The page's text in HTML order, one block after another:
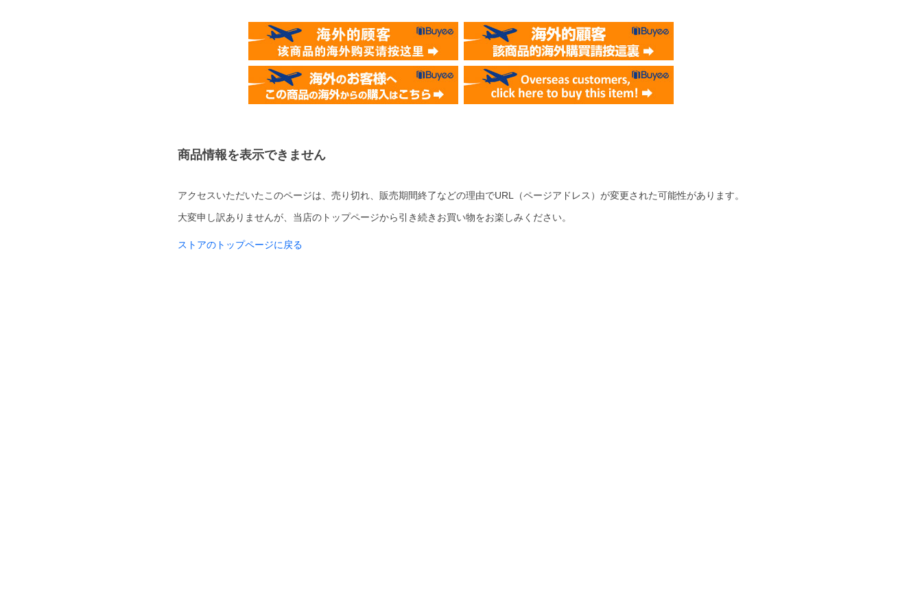
商品情報を表示できません
アクセスいただいたこのページは、売り切れ、販売期間終了などの理由でURL（ページアドレス）が変更された可能性があります。
大変申し訳ありませんが、当店のトップページから引き続きお買い物をお楽しみください。
ストアのトップページに戻る